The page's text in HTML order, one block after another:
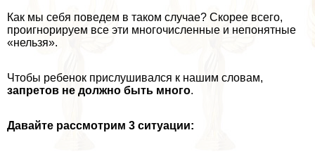
Как мы себя поведем в таком случае? Скорее всего,
проигнорируем все эти многочисленные и непонятные
«нельзя».
Чтобы ребенок прислушивался к нашим словам,
запретов не должно быть много.
Давайте рассмотрим 3 ситуации: